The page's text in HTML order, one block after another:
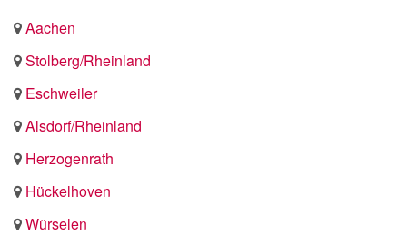
Aachen
Stolberg/Rheinland
Eschweiler
Alsdorf/Rheinland
Herzogenrath
Hückelhoven
Würselen